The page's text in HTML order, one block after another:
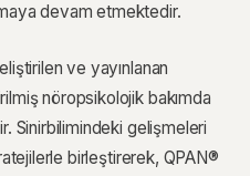
devam etmektedir.
ve yayınlanan
nöropsikolojik bakımda
Sinirbilimindeki gelişmeleri
birleştirerek, QPAN®